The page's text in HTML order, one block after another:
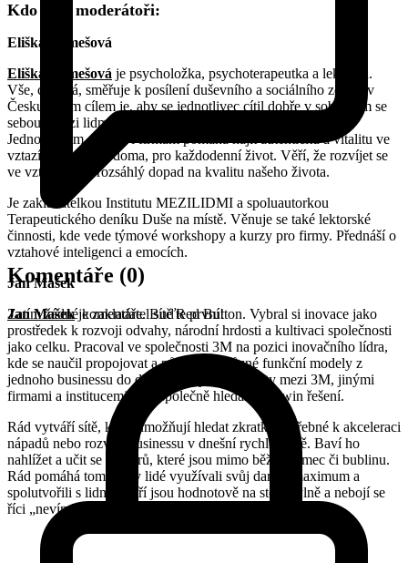
Kdo jsou moderátoři:
Eliška Remešová
Eliška Remešová je psycholožka, psychoterapeutka a lektorka.
Vše, co dělá, směřuje k posílení duševního a sociálního zdraví v
Česku. Jejím cílem je, aby se jednotlivec cítil dobře v sobě, sám se
sebou i mezi lidmi.
Jednotlivcům, párům i firmám pomáhá najít autenticitu a vitalitu ve
vztazích - v práci, doma, pro každodenní život. Věří, že rozvíjet se
ve vztazích má rozsáhlý dopad na kvalitu našeho života.
Je zakladatelkou Institutu MEZILIDMI a spoluautorkou
Terapeutického deníku Duše na místě. Věnuje se také lektorské
činnosti, kde vede týmové workshopy a kurzy pro firmy. Přednáší o
vztahové inteligenci a emocích.
Jan Mašek
Jan Mašekje zakladatel sítě Red Button. Vybral si inovace jako
prostředek k rozvoji odvahy, národní hrdosti a kultivaci společnosti
jako celku. Pracoval ve společnosti 3M na pozici inovačního lídra,
kde se naučil propojovat a půjčovat si různé funkční modely z
jednoho businessu do druhého. Vytvářel mosty mezi 3M, jinými
firmami a institucemi, aby společně hledali win-win řešení.
Rád vytváří sítě, které umožňují hledat zkratky potřebné k akceleraci
nápadů nebo rozvoji businessu v dnešní rychlé době. Baví ho
nahlížet a učit se z oborů, které jsou mimo běžný rámec či bublinu.
Rád pomáhá tomu, aby lidé využívali svůj dar na maximum a
spolutvořili s lidmi, kteří jsou hodnotově na stejné vlně a nebojí se
říci „nevím".
Komentáře (0)
Zatím žádné komentáře. Buďte první!